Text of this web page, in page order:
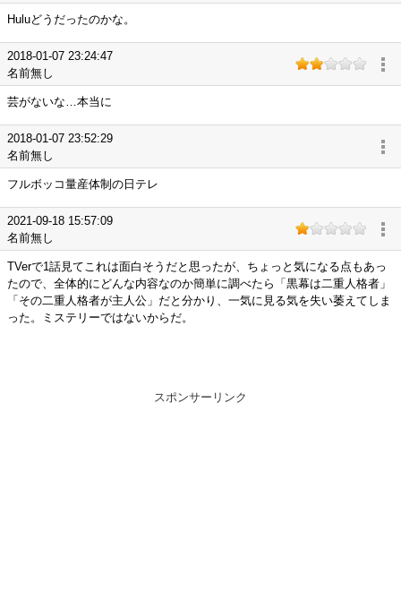
Huluどうだったのかな。
2018-01-07 23:24:47
名前無し
芸がないな…本当に
2018-01-07 23:52:29
名前無し
フルボッコ量産体制の日テレ
2021-09-18 15:57:09
名前無し
TVerで1話見てこれは面白そうだと思ったが、ちょっと気になる点もあっ
たので、全体的にどんな内容なのか簡単に調べたら「黒幕は二重人格者」
「その二重人格者が主人公」だと分かり、一気に見る気を失い萎えてしま
った。ミステリーではないからだ。
スポンサーリンク